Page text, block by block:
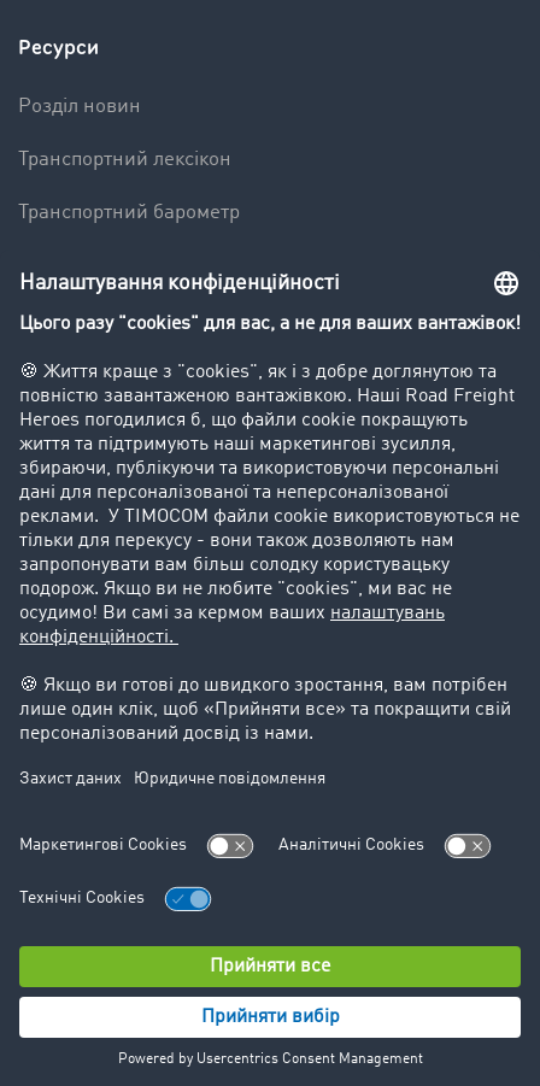
Ресурси
Pозділ новин
Транспортний лексікон
Транспортний барометр
Компанія
Kлієнт вербує клієнта
Історії успіху
Goodies
Підтримка
Підтримка
Юридичний
Реквізити компанії
Загальні Умови Користування
© TIMOCOM GmbH 2024. Всі права захищені.